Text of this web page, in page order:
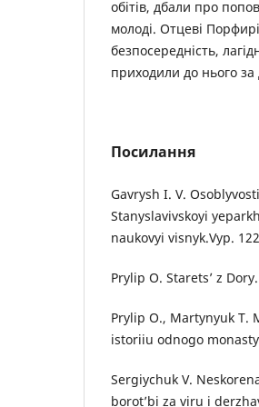
обітів, дбали про
молоді. Отцеві
безпосередність,
приходили до нього
Посилання
Gavrysh I. V.
Stanyslavivskoyi
naukovyi visnyk.Vyp.
Prylip O. Starets’ z
Prylip O., Martynyuk T.
istoriiu odnogo
Sergiychuk V.
borot’bi za viru i